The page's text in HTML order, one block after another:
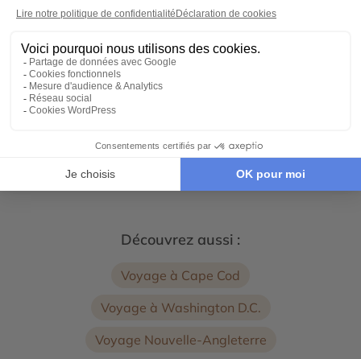
7 jours - À partir de1350 €/pers
New York
←
Voir tous nos voyages Etats-Unis (USA)
Découvrez aussi :
Voyage à Cape Cod
Voyage à Washington D.C.
Voyage Nouvelle-Angleterre